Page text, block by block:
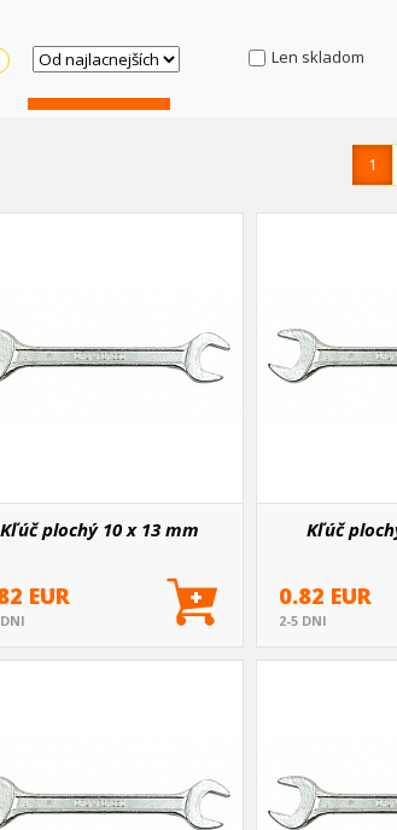
Len skladom
1
Kľúč plochý 10 x 13 mm
EUR
Kľúč
0.82 EUR
2-5 DNI